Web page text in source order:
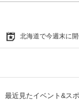
北海道で今週末に
最近見たイベント&ス